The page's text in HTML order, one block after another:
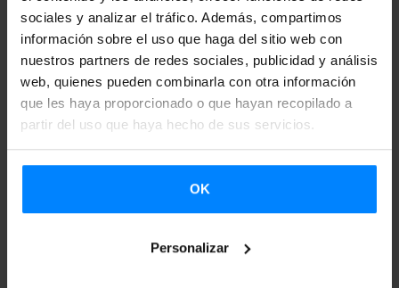
sociales y analizar el tráfico. Además, compartimos
información sobre el uso que haga del sitio web con
nuestros partners de redes sociales, publicidad y análisis
web, quienes pueden combinarla con otra información
que les haya proporcionado o que hayan recopilado a
partir del uso que haya hecho de sus servicios.
OK
Personalizar